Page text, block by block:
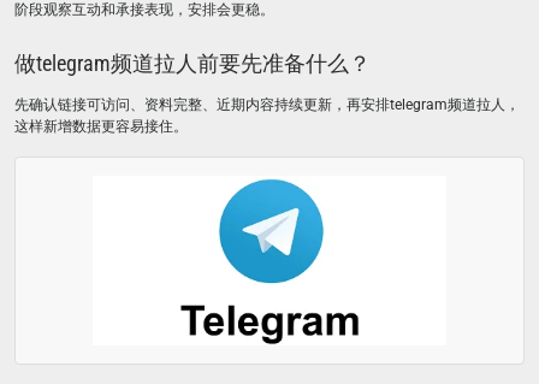
阶段观察互动和承接表现，安排会更稳。
做telegram频道拉人前要先准备什么？
先确认链接可访问、资料完整、近期内容持续更新，再安排telegram频道拉人，
这样新增数据更容易接住。